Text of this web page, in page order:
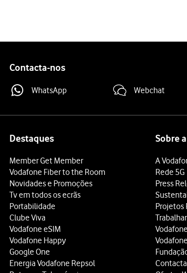
Contacta-nos
WhatsApp Webchat
Destaques
Member Get Member
Vodafone Fiber to the Room
Novidades e Promoções
Tv em todos os ecrãs
Portabilidade
Clube Viva
Vodafone eSIM
Vodafone Happy
Google One
Energia Vodafone Repsol
Sobre
A
Rede 5G
Press
Projetos